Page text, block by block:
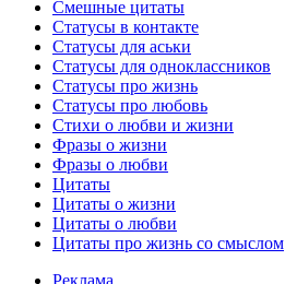
Смешные цитаты
Статусы в контакте
Статусы для аськи
Статусы для одноклассников
Статусы про жизнь
Статусы про любовь
Стихи о любви и жизни
Фразы о жизни
Фразы о любви
Цитаты
Цитаты о жизни
Цитаты о любви
Цитаты про жизнь со смыслом
Реклама